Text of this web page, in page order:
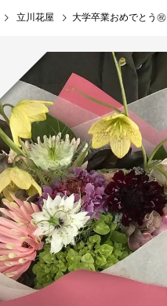
立川花屋 大学卒業おめでとう㊗️